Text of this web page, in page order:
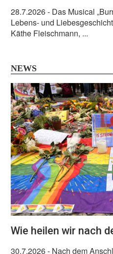
28.7.2026- Das Musical
Lebens- und
Käthe Fleischmann, ...
NEWS
Wie heilen wir nach
30.7.2026- Nach dem